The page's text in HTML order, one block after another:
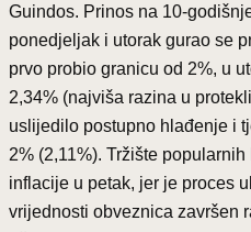
Guindos. Prinos na 10-
ponedjeljak i utorak gurao se
prvo probio granicu od 2%, u
2,34% (najviša razina u
uslijedilo postupno hlađenje i
2% (2,11%). Tržište
inflacije u petak, jer je proces
vrijednosti obveznica završen